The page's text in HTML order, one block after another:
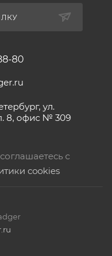
80
ул.
8, офис № 309
с
cookies